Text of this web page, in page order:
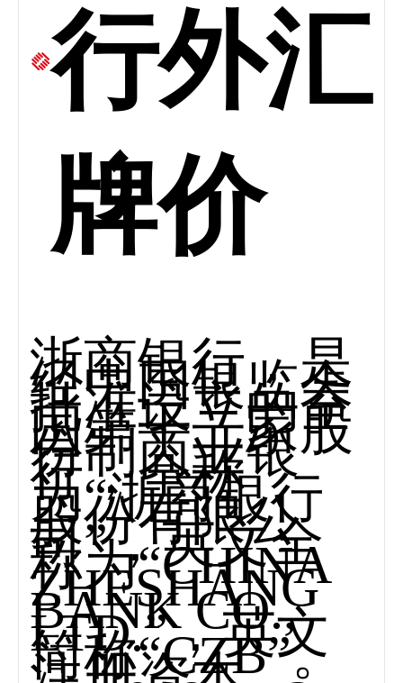
行外汇
牌价
浙商银行，是
经中国银监会
批准设立的全
国第十二家股
份制商业银
行，全称
为“浙商银行
股份有限公
司”，英文全
称为“CHINA
ZHESHANG
BANK CO.,
LTD.”，英文
简称“CZB”。